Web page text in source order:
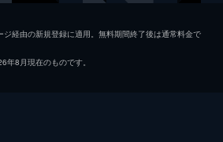
経由の新規登録に適用。無料期間終了後は通常料金で
8月現在のものです。